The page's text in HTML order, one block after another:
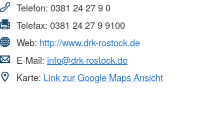
Telefon: 0381 24 27 9 0
Telefax: 0381 24 27 9 9100
Web: http://www.drk-rostock.de
E-Mail: info@drk-rostock.de
Karte: Link zur Google Maps Ansicht